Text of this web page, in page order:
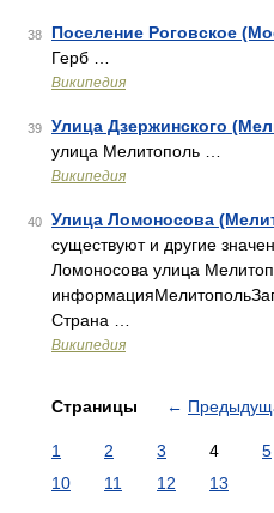
38 Поселение Роговское
Герб …
Википедия
39 Улица Дзержинского
улица Мелитополь …
Википедия
40 Улица Ломоносова
существуют и другие
Ломоносова улица
Страна …
Википедия
Страницы ←
1 2 3 4 5
10
11 12 13